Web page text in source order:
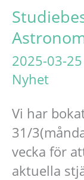
2025-03-25
Nyhet
Vi har
31/
vecka för
aktuella